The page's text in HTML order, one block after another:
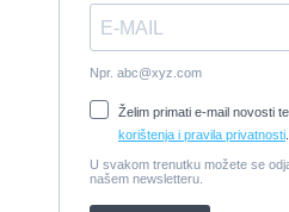
Damor 900 FURIA - EXTRA
CIJENA
2008, 8,98 x 3 m,
Cijena:65.000 EUR
Prodajem jedrilicu ELAN 31
Cijena:27.000 EUR